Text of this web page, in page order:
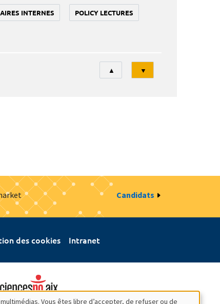
INTERNES POLICY LECTURES
Tri
▲ ▼
Candidats
des cookies Intranet
Vous êtes libre d’accepter, de refuser ou de